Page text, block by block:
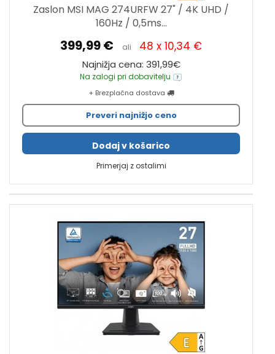
Zaslon MSI MAG 274URFW 27" / 4K UHD /
160Hz / 0,5ms...
399,99 € ali 48 x 10,34 €
Najnižja cena: 391,99€
Na zalogi pri dobavitelju
+ Brezplačna dostava
Preveri najnižjo ceno
Dodaj v košarico
Primerjaj z ostalimi